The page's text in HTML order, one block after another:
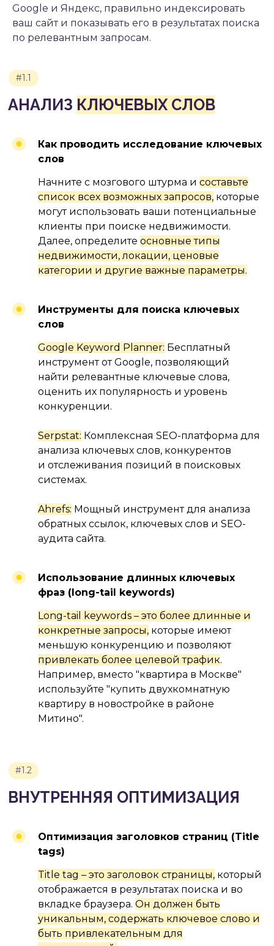
Google и Яндекс, правильно индексировать
ваш сайт и показывать его в результатах поиска
по релевантным запросам.
Как проводить исследование ключевых
слов
Начните с мозгового штурма и составьте
список всех возможных запросов, которые
могут использовать ваши потенциальные
клиенты при поиске недвижимости.
Далее, определите основные типы
недвижимости, локации, ценовые
категории и другие важные параметры.
Инструменты для поиска ключевых
слов
Google Keyword Planner: Бесплатный
инструмент от Google, позволяющий
найти релевантные ключевые слова,
оценить их популярность и уровень
конкуренции.
Serpstat: Комплексная SEO-платформа для
анализа ключевых слов, конкурентов
и отслеживания позиций в поисковых
системах.
Ahrefs: Мощный инструмент для анализа
обратных ссылок, ключевых слов и SEO-
аудита сайта.
Использование длинных ключевых
фраз (long-tail keywords)
Long-tail keywords – это более длинные и
конкретные запросы, которые имеют
меньшую конкуренцию и позволяют
привлекать более целевой трафик.
Например, вместо "квартира в Москве"
используйте "купить двухкомнатную
квартиру в новостройке в районе
Митино".
ВНУТРЕННЯЯ ОПТИМИЗАЦИЯ
Оптимизация заголовков страниц (Title
tags)
Title tag – это заголовок страницы, который
отображается в результатах поиска и во
вкладке браузера. Он должен быть
уникальным, содержать ключевое слово и
быть привлекательным для
(ЛИНКБИЛДИНГ)